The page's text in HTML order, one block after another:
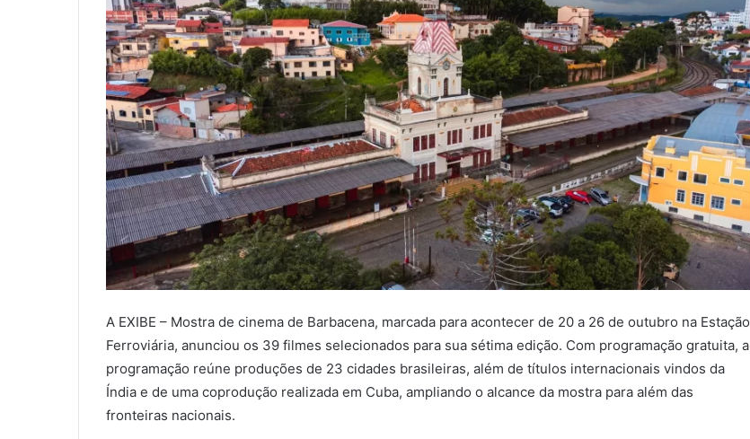
A EXIBE – Mostra de cinema de Barbacena, marcada para acontecer de 20 a 26 de outubro na Estação
Ferroviária, anunciou os 39 filmes selecionados para sua sétima edição. Com programação gratuita, a
programação reúne produções de 23 cidades brasileiras, além de títulos internacionais vindos da
Índia e de uma coprodução realizada em Cuba, ampliando o alcance da mostra para além das
fronteiras nacionais.